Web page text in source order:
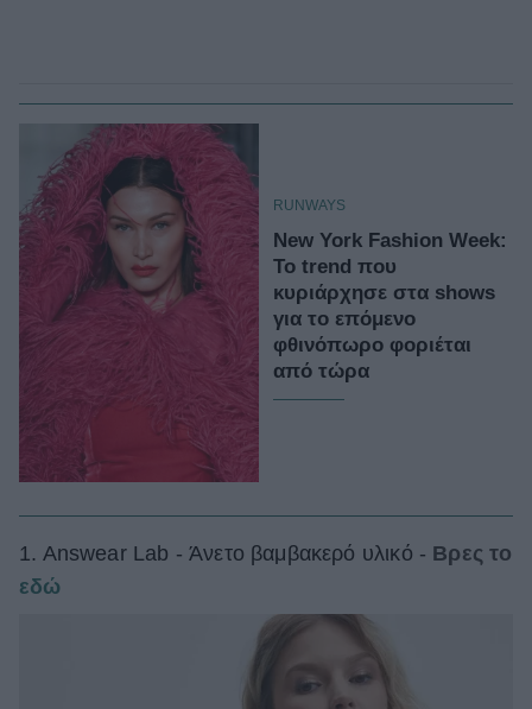
RUNWAYS
New York Fashion Week:
Το trend που
κυριάρχησε στα shows
για το επόμενο
φθινόπωρο φοριέται
από τώρα
1. Answear Lab - Άνετο βαμβακερό υλικό - Βρες το
εδώ